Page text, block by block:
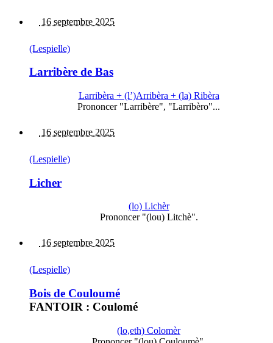
16 septembre 2025
(Lespielle)
Larribère de Bas
Larribèra + (l’)Arribèra + (la) Ribèra
Prononcer "Larribère", "Larribèro"...
16 septembre 2025
(Lespielle)
Licher
(lo) Lichèr
Prononcer "(lou) Litchè".
16 septembre 2025
(Lespielle)
Bois de Couloumé
FANTOIR : Coulomé
(lo,eth) Colomèr